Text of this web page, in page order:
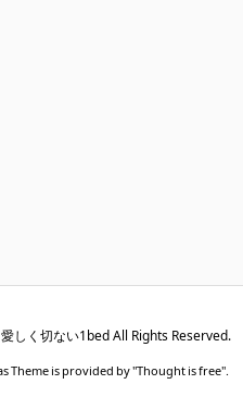
愛しく切ない1bedAll Rights Reserved.
Theme is provided by "Thought is free".